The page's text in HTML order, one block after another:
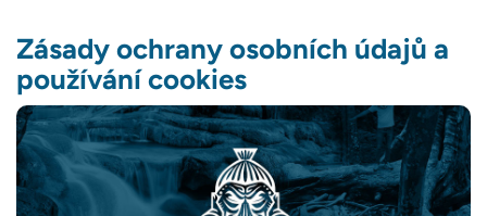
Zásady ochrany osobních údajů a
používání cookies